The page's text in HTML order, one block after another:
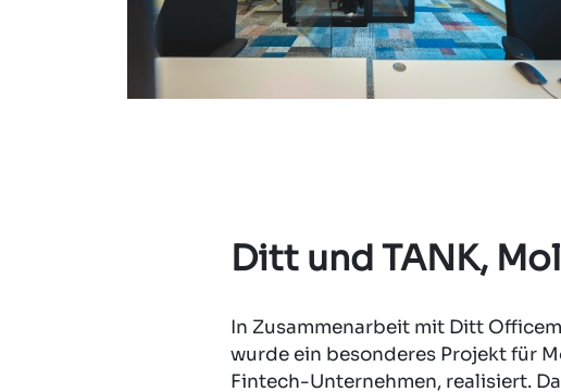
Ditt und TANK,
In Zusammenarbeit mit Ditt
wurde ein besonderes Projekt für
Fintech-Unternehmen, realisiert.